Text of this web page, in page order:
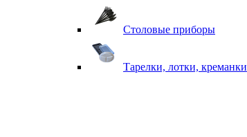
Столовые приборы
Тарелки, лотки, креманки